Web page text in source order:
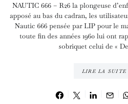
NAUTIC 666 – R26 la plongeuse
apposé au bas du cadran, les
Nautic 666 pensée par LIP pour le
toute fin des années 1960 lui ont
sobriquet celui de «
LIRE LA SUITE